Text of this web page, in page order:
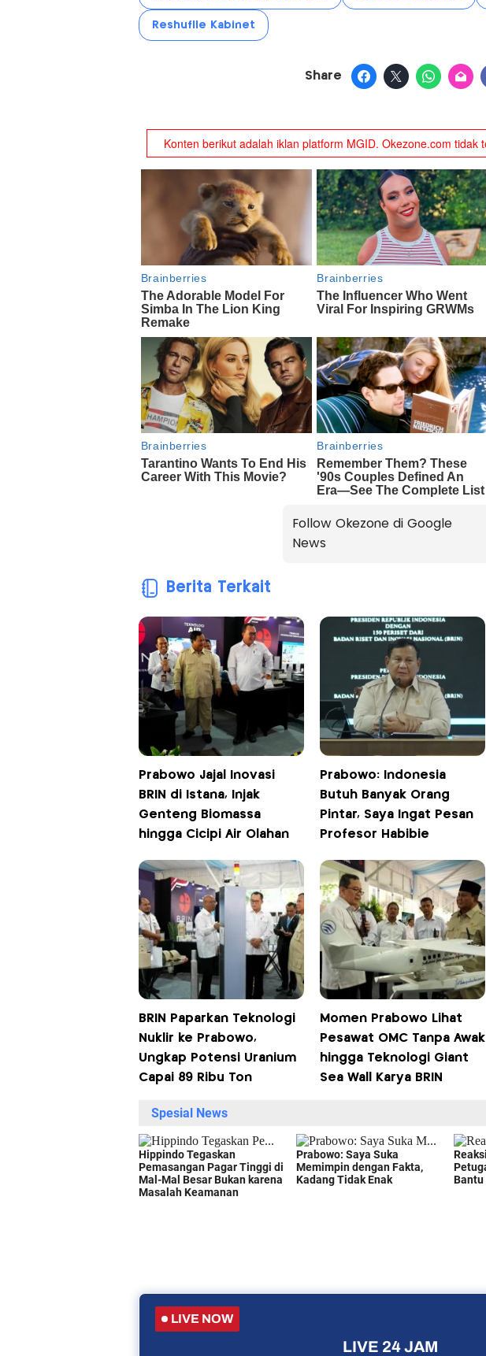
Reshuflle Kabinet
Share
Follow Okezone di Google
News
Berita Terkait
Prabowo Jajal Inovasi
BRIN di Istana, Injak
Genteng Biomassa
hingga Cicipi Air Olahan
Prabowo: Indonesia
Butuh Banyak Orang
Pintar, Saya Ingat Pesan
Profesor Habibie
BRIN Paparkan Teknologi
Nuklir ke Prabowo,
Ungkap Potensi Uranium
Capai 89 Ribu Ton
Momen Prabowo Lihat
Pesawat OMC Tanpa Awak
hingga Teknologi Giant
Sea Wall Karya BRIN
LIVE NOW
LIVE 24 JAM